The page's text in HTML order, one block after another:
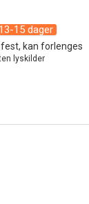
15 dager
kan forlenges
lyskilder